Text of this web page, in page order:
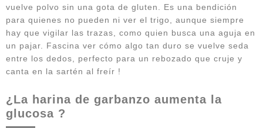
vuelve polvo sin una gota de gluten. Es una bendición
para quienes no pueden ni ver el trigo, aunque siempre
hay que vigilar las trazas, como quien busca una aguja en
un pajar. Fascina ver cómo algo tan duro se vuelve seda
entre los dedos, perfecto para un rebozado que cruje y
canta en la sartén al freír !
¿La harina de garbanzo aumenta la
glucosa ?